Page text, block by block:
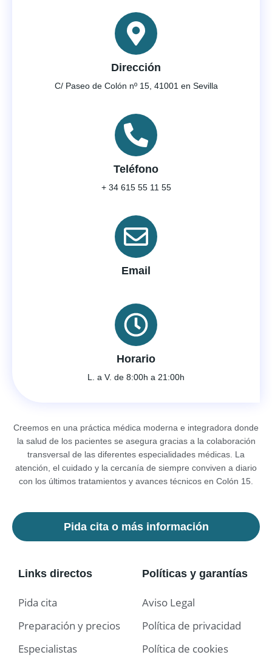
Dirección
C/ Paseo de Colón nº 15, 41001 en Sevilla
Teléfono
+ 34 615 55 11 55
Email
Horario
L. a V. de 8:00h a 21:00h
Creemos en una práctica médica moderna e integradora donde
la salud de los pacientes se asegura gracias a la colaboración
transversal de las diferentes especialidades médicas. La
atención, el cuidado y la cercanía de siempre conviven a diario
con los últimos tratamientos y avances técnicos en Colón 15.
Pida cita o más información
Links directos
Pida cita
Preparación y precios
Especialistas
Políticas y garantías
Aviso Legal
Política de privacidad
Política de cookies